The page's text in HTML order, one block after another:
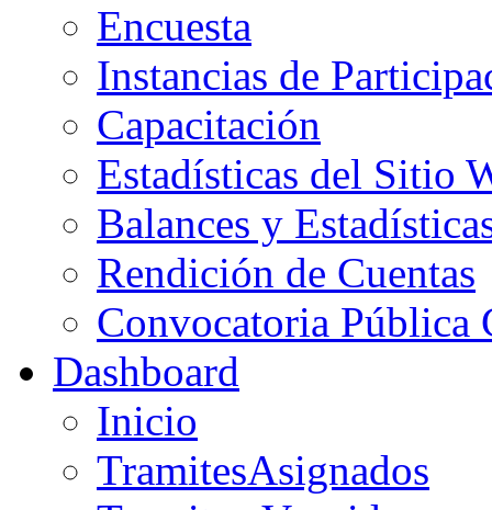
Encuesta
Instancias de
Capacitación
Estadísticas del Sitio
Balances y
Rendición de Cuentas
Convocatoria Pública
Dashboard
Inicio
TramitesAsignados